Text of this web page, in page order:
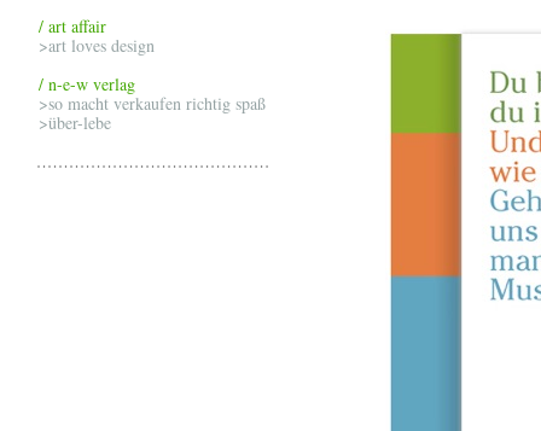
/ art affair
>art loves design
/ n-e-w verlag
>so macht verkaufen richtig spaß
>über-lebe